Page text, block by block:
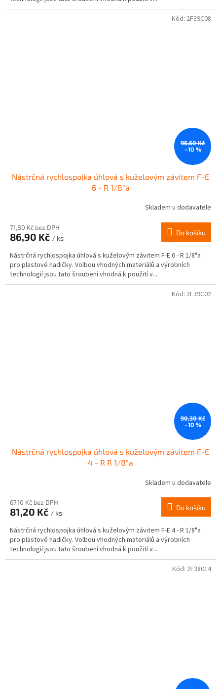
96,60 Kč
–10 %
Nástrčná rychlospojka úhlová s kuželovým závitem F-E
6 - R 1/8"a
Skladem u dodavatele
71,80 Kč bez DPH
86,90 Kč / ks
Do košíku
Nástrčná rychlospojka úhlová s kuželovým závitem F-E 6 - R 1/8"a
pro plastové hadičky. Volbou vhodných materiálů a výrobních
technologií jsou tato šroubení vhodná k použití v...
Kód: 2F39C08
90,30 Kč
–10 %
Nástrčná rychlospojka úhlová s kuželovým závitem F-E
4 - R R 1/8"a
Skladem u dodavatele
67,10 Kč bez DPH
81,20 Kč / ks
Do košíku
Nástrčná rychlospojka úhlová s kuželovým závitem F-E 4 - R 1/8"a
pro plastové hadičky. Volbou vhodných materiálů a výrobních
technologií jsou tato šroubení vhodná k použití v...
Kód: 2F39C02
Kód: 2F38014